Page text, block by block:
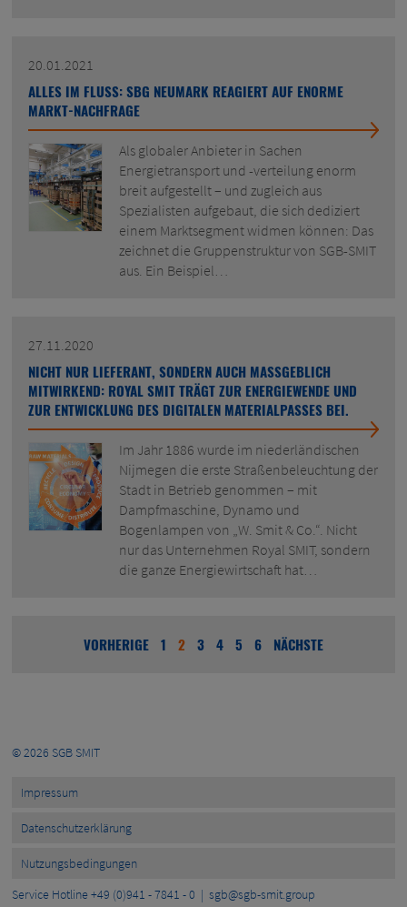
20.01.2021
ALLES IM FLUSS: SBG NEUMARK REAGIERT AUF ENORME
MARKT-NACHFRAGE
Als globaler Anbieter in Sachen
Energietransport und -verteilung enorm
breit aufgestellt – und zugleich aus
Spezialisten aufgebaut, die sich dediziert
einem Marktsegment widmen können: Das
zeichnet die Gruppenstruktur von SGB-SMIT
aus. Ein Beispiel…
27.11.2020
NICHT NUR LIEFERANT, SONDERN AUCH MASSGEBLICH
MITWIRKEND: ROYAL SMIT TRÄGT ZUR ENERGIEWENDE UND
ZUR ENTWICKLUNG DES DIGITALEN MATERIALPASSES BEI.
Im Jahr 1886 wurde im niederländischen
Nijmegen die erste Straßenbeleuchtung der
Stadt in Betrieb genommen – mit
Dampfmaschine, Dynamo und
Bogenlampen von „W. Smit & Co.“. Nicht
nur das Unternehmen Royal SMIT, sondern
die ganze Energiewirtschaft hat…
VORHERIGE 1 2 3 4 5 6 NÄCHSTE
© 2026 SGB SMIT
Impressum
Datenschutzerklärung
Nutzungsbedingungen
Service Hotline +49 (0)941 - 7841 - 0 |sgb@sgb-smit.group